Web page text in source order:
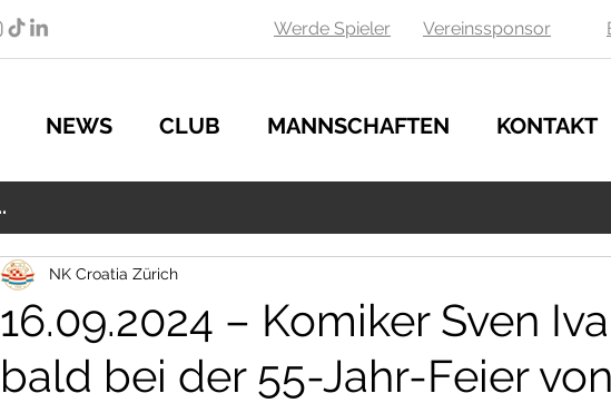
Werde Spieler Vereinssponsor
NEWS CLUB MANNSCHAFTEN KONTAKT
16.09.2024 – Komiker Sven
bald bei der 55-Jahr-Feier
NK Croatia Zürich